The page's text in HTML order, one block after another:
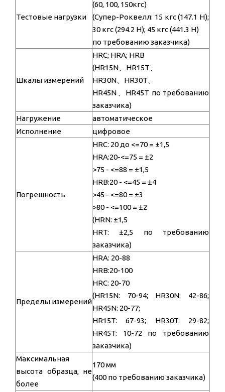
Тестовые нагрузки
(60, 100, 150кгс)
(Супер-Роквелл: 15 кгс (147.1 Н);
30 кгс (294.2 Н); 45 кгс (441.3 Н)
по требованию заказчика)
Шкалы измерений
HRC; HRA; HRB
(HR15N、HR15T、
HR30N、HR30T、
HR45N、HR45T по требованию
заказчика)
Нагружение
автоматическое
Исполнение
цифровое
Погрешность
HRC: 20 до <=70 = ±1,5
HRA:20-<=75 = ±2
>75 - <=88 = ±1,5
HRB:20 - <=45 = ±4
>45 - <=80 = ±3
>80 - <=100 = ±2
(HRN: ±1,5
HRT: ±2,5 по требованию
заказчика)
Пределы измерений
HRA: 20-88
HRB:20-100
HRC: 20-70
(HR15N: 70-94; HR30N: 42-86;
HR45N: 20-77;
HR15T: 67-93; HR30T: 29-82;
HR45T: 10-72 по требованию
заказчика)
Максимальная
высота образца, не
более
170 мм
(400 по требованию заказчика)